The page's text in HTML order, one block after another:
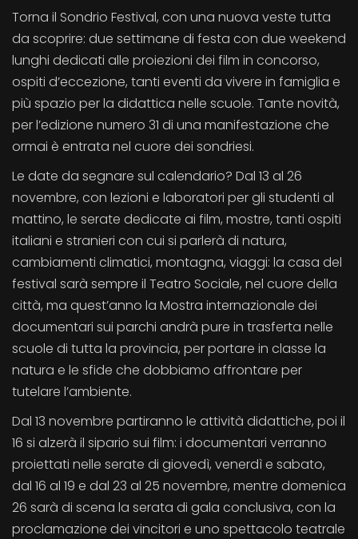
Torna il Sondrio Festival, con una nuova veste tutta
da scoprire: due settimane di festa con due weekend
lunghi dedicati alle proiezioni dei film in concorso,
ospiti d’eccezione, tanti eventi da vivere in famiglia e
più spazio per la didattica nelle scuole. Tante novità,
per l’edizione numero 31 di una manifestazione che
ormai è entrata nel cuore dei sondriesi.
Le date da segnare sul calendario? Dal 13 al 26
novembre, con lezioni e laboratori per gli studenti al
mattino, le serate dedicate ai film, mostre, tanti ospiti
italiani e stranieri con cui si parlerà di natura,
cambiamenti climatici, montagna, viaggi: la casa del
festival sarà sempre il Teatro Sociale, nel cuore della
città, ma quest’anno la Mostra internazionale dei
documentari sui parchi andrà pure in trasferta nelle
scuole di tutta la provincia, per portare in classe la
natura e le sfide che dobbiamo affrontare per
tutelare l’ambiente.
Dal 13 novembre partiranno le attività didattiche, poi il
16 si alzerà il sipario sui film: i documentari verranno
proiettati nelle serate di giovedì, venerdì e sabato,
dal 16 al 19 e dal 23 al 25 novembre, mentre domenica
26 sarà di scena la serata di gala conclusiva, con la
proclamazione dei vincitori e uno spettacolo teatrale